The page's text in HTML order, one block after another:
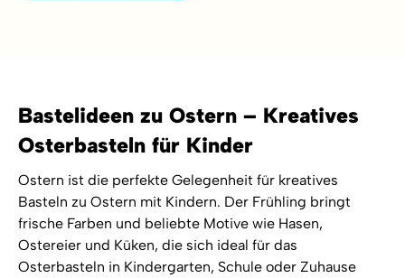
Bastelideen zu Ostern – Kreatives
Osterbasteln für Kinder
Ostern ist die perfekte Gelegenheit für kreatives
Basteln zu Ostern mit Kindern. Der Frühling bringt
frische Farben und beliebte Motive wie Hasen,
Ostereier und Küken, die sich ideal für das
Osterbasteln in Kindergarten, Schule oder Zuhause